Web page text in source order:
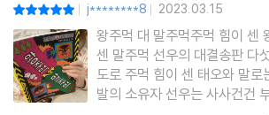
| j********8 | 2023.03.15
왕주먹 대 말주먹주먹 힘이 센
센 말주먹 선우의 대결송판 다
도로 주먹 힘이 센 태오와 말로
발의 소유자 선우는 사사건건